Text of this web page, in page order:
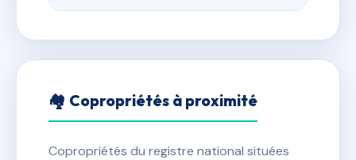
🏘 Copropriétés à proximité
Copropriétés du registre national situées